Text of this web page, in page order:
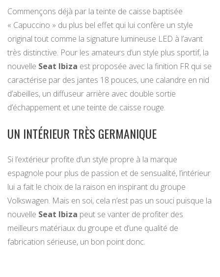
Commençons déjà par la teinte de caisse baptisée
« Capuccino » du plus bel effet qui lui confère un style
original tout comme la signature lumineuse LED à l’avant
très distinctive. Pour les amateurs d’un style plus sportif, la
nouvelle Seat Ibiza est proposée avec la finition FR qui se
caractérise par des jantes 18 pouces, une calandre en nid
d’abeilles, un diffuseur arrière avec double sortie
d’échappement et une teinte de caisse rouge.
UN INTÉRIEUR TRÈS GERMANIQUE
Si l’extérieur profite d’un style propre à la marque
espagnole pour plus de passion et de sensualité, l’intérieur
lui a fait le choix de la raison en inspirant du groupe
Volkswagen. Mais en soi, cela n’est pas un souci puisque la
nouvelle Seat Ibiza peut se vanter de profiter des
meilleurs matériaux du groupe et d’une qualité de
fabrication sérieuse, un bon point donc.